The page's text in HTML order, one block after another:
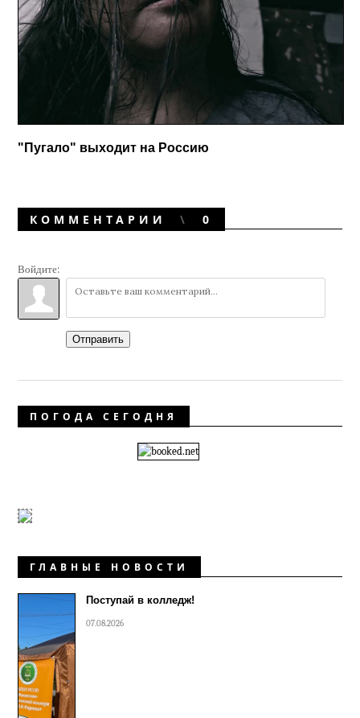
"Пугало" выходит на Россию
КОММЕНТАРИИ 0
Войдите:
Отправить
ПОГОДА СЕГОДНЯ
ГЛАВНЫЕ НОВОСТИ
Поступай в колледж!
07.08.2026